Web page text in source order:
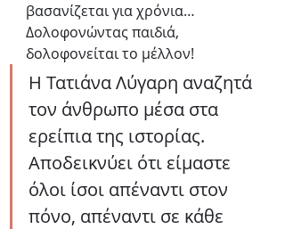
βασανίζεται για χρόνια…
Δολοφονώντας παιδιά,
δολοφονείται το μέλλον!
Η Τατιάνα Λύγαρη αναζητά
τον άνθρωπο μέσα στα
ερείπια της ιστορίας.
Αποδεικνύει ότι είμαστε
όλοι ίσοι απέναντι στον
πόνο, απέναντι σε κάθε